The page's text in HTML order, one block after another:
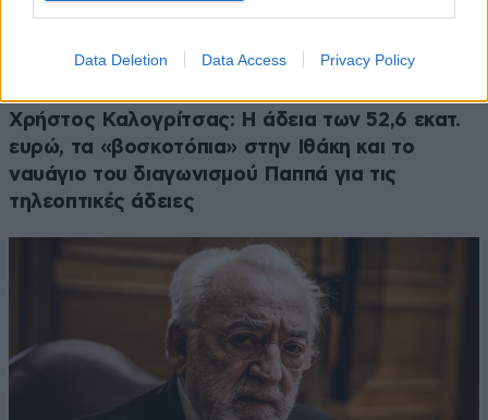
Data Deletion Data Access Privacy Policy
Χρήστος Καλογρίτσας: Η άδεια των 52,6 εκατ.
ευρώ, τα «βοσκοτόπια» στην Ιθάκη και το
ναυάγιο του διαγωνισμού Παππά για τις
τηλεοπτικές άδειες